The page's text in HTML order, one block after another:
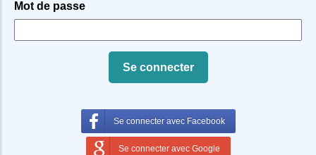
Mot de passe
Se connecter avec Facebook
Se connecter avec Google